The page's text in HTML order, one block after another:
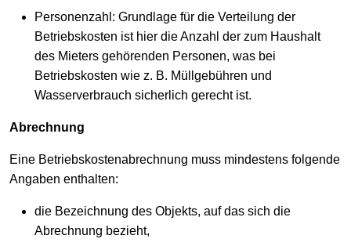
Personenzahl: Grundlage für die Verteilung der
Betriebskosten ist hier die Anzahl der zum Haushalt
des Mieters gehörenden Personen, was bei
Betriebskosten wie z. B. Müllgebühren und
Wasserverbrauch sicherlich gerecht ist.
Abrechnung
Eine Betriebskostenabrechnung muss mindestens folgende
Angaben enthalten:
die Bezeichnung des Objekts, auf das sich die
Abrechnung bezieht,